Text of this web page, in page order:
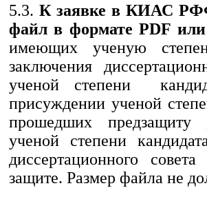
5.3.К заявке в КИАС
файл в формате PDF
имеющих ученую
заключения
ученой степени
присуждении ученой
прошедших предзащиту
ученой степени
диссертационного
защите. Размер файла не